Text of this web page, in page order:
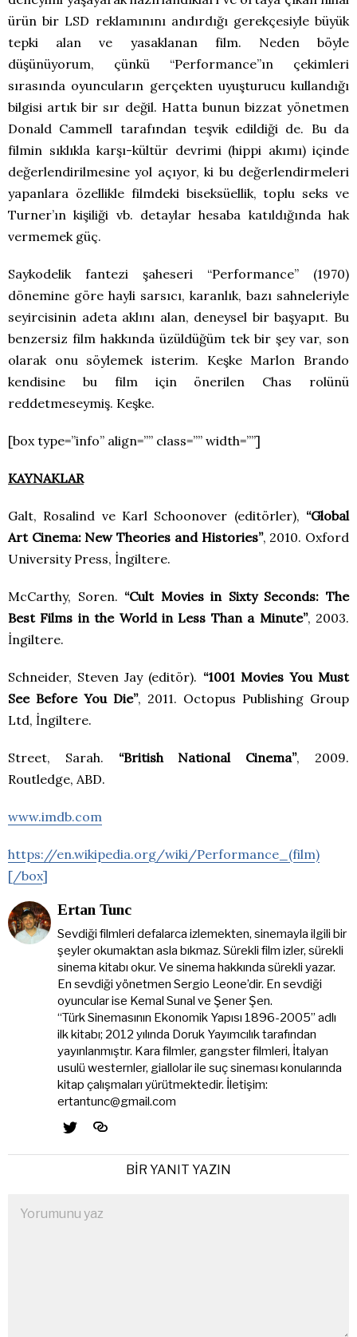
ürün bir LSD reklamınını andırdığı gerekçesiyle büyük
tepki alan ve yasaklanan film. Neden böyle
düşünüyorum, çünkü “Performance”ın çekimleri
sırasında oyuncuların gerçekten uyuşturucu kullandığı
bilgisi artık bir sır değil. Hatta bunun bizzat yönetmen
Donald Cammell tarafından teşvik edildiği de. Bu da
filmin sıklıkla karşı-kültür devrimi (hippi akımı) içinde
değerlendirilmesine yol açıyor, ki bu değerlendirmeleri
yapanlara özellikle filmdeki biseksüellik, toplu seks ve
Turner’ın kişiliği vb. detaylar hesaba katıldığında hak
vermemek güç.
Saykodelik fantezi şaheseri “Performance” (1970)
dönemine göre hayli sarsıcı, karanlık, bazı sahneleriyle
seyircisinin adeta aklını alan, deneysel bir başyapıt. Bu
benzersiz film hakkında üzüldüğüm tek bir şey var, son
olarak onu söylemek isterim. Keşke Marlon Brando
kendisine bu film için önerilen Chas rolünü
reddetmeseymiş. Keşke.
[box type=”info” align=”” class=”” width=””]
KAYNAKLAR
Galt, Rosalind ve Karl Schoonover (editörler), “Global
Art Cinema: New Theories and Histories”, 2010. Oxford
University Press, İngiltere.
McCarthy, Soren. “Cult Movies in Sixty Seconds: The
Best Films in the World in Less Than a Minute”, 2003.
İngiltere.
Schneider, Steven Jay (editör). “1001 Movies You Must
See Before You Die”, 2011. Octopus Publishing Group
Ltd, İngiltere.
Street, Sarah. “British National Cinema”, 2009.
Routledge, ABD.
www.imdb.com
https://en.wikipedia.org/wiki/Performance_(film)
[/box]
Ertan Tunc
Sevdiği filmleri defalarca izlemekten, sinemayla ilgili bir
şeyler okumaktan asla bıkmaz. Sürekli film izler, sürekli
sinema kitabı okur. Ve sinema hakkında sürekli yazar.
En sevdiği yönetmen Sergio Leone’dir. En sevdiği
oyuncular ise Kemal Sunal ve Şener Şen.
“Türk Sinemasının Ekonomik Yapısı 1896-2005” adlı
ilk kitabı; 2012 yılında Doruk Yayımcılık tarafından
yayınlanmıştır. Kara filmler, gangster filmleri, İtalyan
usulü westernler, giallolar ile suç sineması konularında
kitap çalışmaları yürütmektedir. İletişim:
ertantunc@gmail.com
BIR YANIT YAZIN